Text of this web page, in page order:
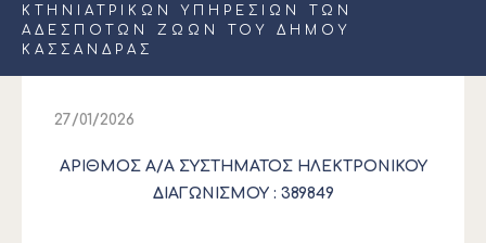
ΚΤΗΝΙΑΤΡΙΚΩΝ ΥΠΗΡΕΣΙΩΝ ΤΩΝ
ΑΔΕΣΠΟΤΩΝ ΖΩΩΝ ΤΟΥ ΔΗΜΟΥ
ΚΑΣΣΑΝΔΡΑΣ
27/01/2026
ΑΡΙΘΜΟΣ Α/Α ΣΥΣΤΗΜΑΤΟΣ ΗΛΕΚΤΡΟΝΙΚΟΥ
ΔΙΑΓΩΝΙΣΜΟΥ : 389849